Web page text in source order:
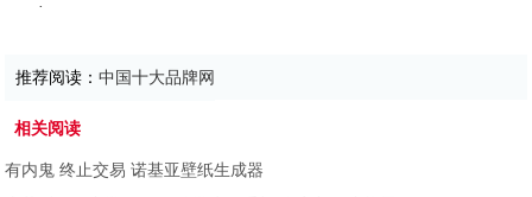
·
推荐阅读：中国十大品牌网
相关阅读
有内鬼 终止交易 诺基亚壁纸生成器